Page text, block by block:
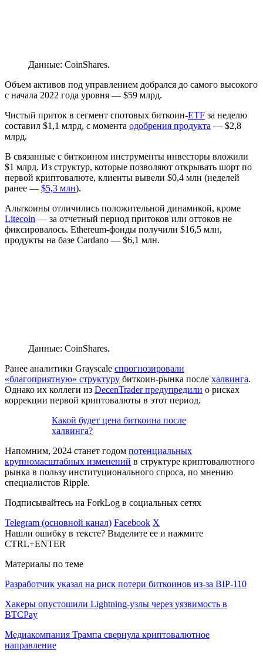
Данные: CoinShares.
Объем активов под управлением добрался до самого высокого
с начала 2022 года уровня — $59 млрд.
Чистый приток в сегмент спотовых биткоин-ETF за неделю
составил $1,1 млрд, с момента одобрения продукта — $2,8
млрд.
В связанные с биткоином инструменты инвесторы вложили
$1 млрд. Из структур, которые позволяют открывать шорт по
первой криптовалюте, клиенты вывели $0,4 млн (неделей
ранее — $5,3 млн).
Альткоины отличились положительной динамикой, кроме
Litecoin — за отчетный период притоков или оттоков не
фиксировалось. Ethereum-фонды получили $16,5 млн,
продукты на базе Cardano — $6,1 млн.
Данные: CoinShares.
Ранее аналитики Grayscale спрогнозировали
«благоприятную» структуру биткоин-рынка после халвинга.
Однако их коллеги из DecenTraderпредупредили о рисках
коррекции первой криптовалюты в этот период.
Какой будет цена биткоина после
халвинга?
Напомним, 2024 станет годом потенциальных
крупномасштабных изменений в структуре криптовалютного
рынка в пользу институционального спроса, по мнению
специалистов Ripple.
Подписывайтесь на ForkLog в социальных сетях
Telegram (основной канал) Facebook X
Нашли ошибку в тексте? Выделите ее и нажмите
CTRL+ENTER
Материалы по теме
Разработчик указал на риск потери биткоинов из-за BIP-110
Хакеры опустошили Lightning-узлы через уязвимость в
BTCPay
Медиакомпания Трампа свернула криптовалютное
направление